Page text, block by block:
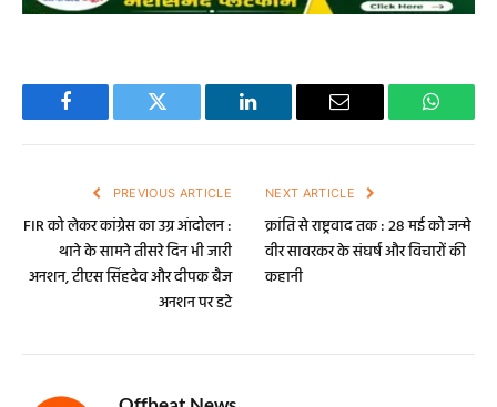
Facebook Twitter LinkedIn Email
PREVIOUS ARTICLE
FIR को लेकर कांग्रेस का उग्र आंदोलन :
थाने के सामने तीसरे दिन भी जारी
अनशन, टीएस सिंहदेव और दीपक बैज
अनशन पर डटे
NEXT ARTICLE
क्रांति से राष्ट्रवाद तक : 28 मई को जन्मे
वीर सावरकर के संघर्ष और विचारों की
कहानी